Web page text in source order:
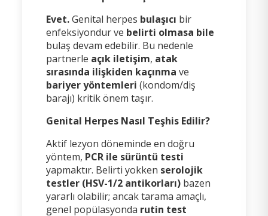
Evet.Genital herpes bulaşıcı bir
enfeksiyondur ve belirti olmasa bile
bulaş devam edebilir. Bu nedenle
partnerle açık iletişim, atak
sırasında ilişkiden kaçınma ve
bariyer yöntemleri (kondom/diş
barajı) kritik önem taşır.
Genital Herpes Nasıl Teşhis Edilir?
Aktif lezyon döneminde en doğru
yöntem, PCR ile sürüntü testi
yapmaktır. Belirti yokken serolojik
testler (HSV-1/2 antikorları)bazen
yararlı olabilir; ancak tarama amaçlı,
genel popülasyonda rutin test